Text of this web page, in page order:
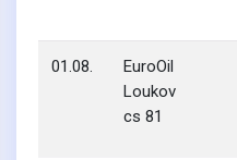
01.08.
EuroOil
Loukov
cs 81